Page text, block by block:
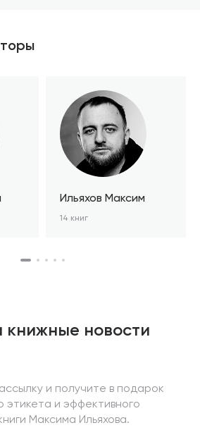
Ильяхов Максим
14 книг
книжные новости
и получите в подарок
этикета и эффективного
Максима Ильяхова.